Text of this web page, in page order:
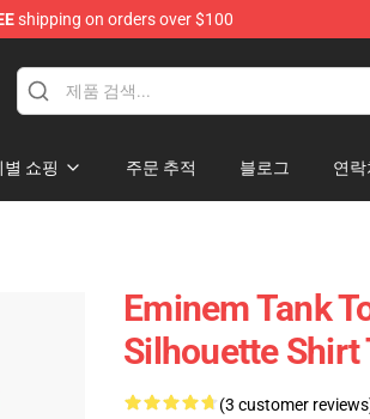
shipping on orders over $100
쇼핑 주문 추적 블로그 연락
Eminem Tank
Silhouette Shirt
(3 customer